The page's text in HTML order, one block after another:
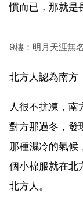
慣而已，那就是
9樓：明月天涯無名
北方人認為南方
人很不抗凍，
對方那過冬，發
那種濕冷的氣候
個小棉服就在北
北方人。